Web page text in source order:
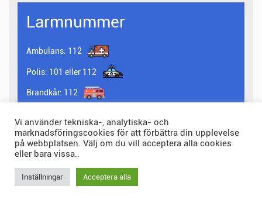
Larmnummer
Ambulans: 112
Polis: 101 eller 112
Brandkår: 112
Fler larmnummer i belgien
© 2026 landskod.com Alla rättigheter förbehållna.
Vi använder tekniska-, analytiska- och
marknadsföringscookies för att förbättra din upplevelse
på webbplatsen. Välj om du vill acceptera alla cookies
eller bara vissa..
Inställningar Acceptera alla